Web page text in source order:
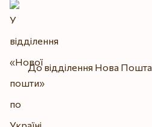
До відділення Нова Пошта